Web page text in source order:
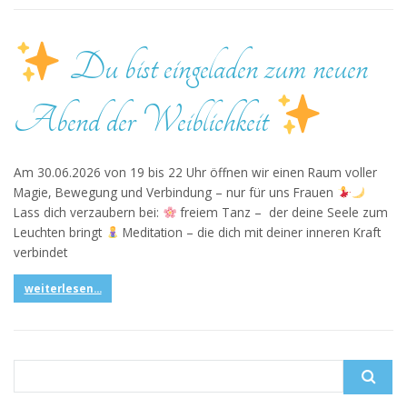
Du bist eingeladen zum neuen
Abend der Weiblichkeit
Am 30.06.2026 von 19 bis 22 Uhr öffnen wir einen Raum voller
Magie, Bewegung und Verbindung – nur für uns Frauen
Lass dich verzaubern bei:
freiem Tanz – der deine Seele zum
Leuchten bringt
Meditation – die dich mit deiner inneren Kraft
verbindet
weiterlesen...